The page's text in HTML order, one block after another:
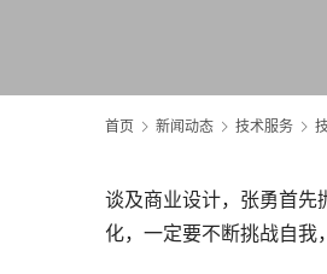
首页 新闻动态 技术服务
谈及商业设计，张勇首
化，一定要不断挑战自我